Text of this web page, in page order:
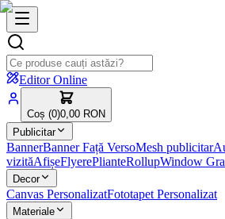
Editor Online
Coș (0)0,00 RON
Publicitar
BannerBanner Față VersoMesh publicitar
vizităAfișeFlyerePlianteRollupWindow
Decor
Canvas PersonalizatFototapet Personalizat
Materiale